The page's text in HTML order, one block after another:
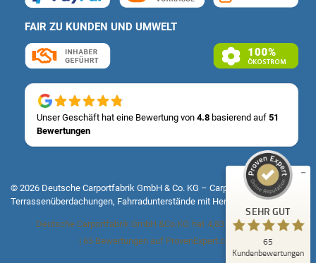
FAIR ZU KUNDEN UND UMWELT
Unser Geschäft hat eine Bewertung von 4.8 basierend auf 51
Bewertungen
© 2026 Deutsche Carportfabrik GmbH & Co. KG – Carports, Fertiggaragen,
Terrassenüberdachungen, Fahrradunterstände mit Herz & Verstand
Deutsche Carportfabrik GmbH &Co.KG hat 4,83von5 Sternen
| 65Bewertungen auf ProvenExpert.com
SEHR GUT
65
Kundenbewertungen
100
%
Empfehlungen auf
ProvenExpert.com
SEHR GUT
14
Bewertungen auf
ProvenExpert.com
51
Bewertungen von
1
Blick aufs ProvenExpert-Profil werfen